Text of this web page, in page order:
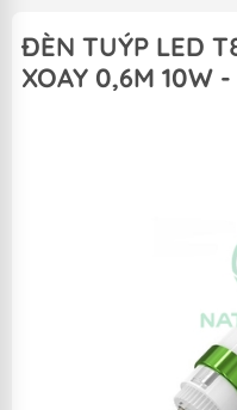
ĐÈN TUÝP LED
XOAY 0,6M 10W